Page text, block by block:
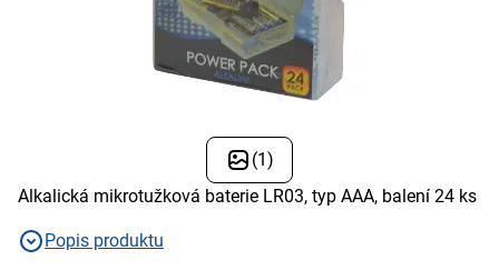
(1)
Alkalická mikrotužková baterie LR03, typ AAA, balení 24 ks
Popis produktu